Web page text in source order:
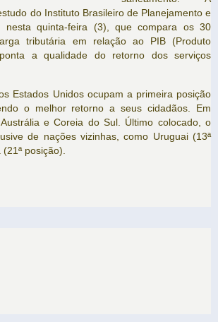
do Instituto Brasileiro de Planejamento e
nesta quinta-feira (3), que compara os 30
tributária em relação ao PIB (Produto
a qualidade do retorno dos serviços
Estados Unidos ocupam a primeira posição
o melhor retorno a seus cidadãos. Em
e Coreia do Sul. Último colocado, o
de nações vizinhas, como Uruguai (13ª
posição).